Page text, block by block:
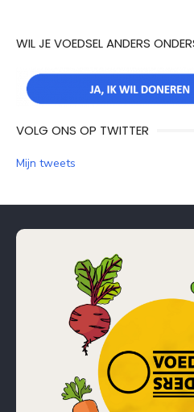
WIL JE VOEDSEL ANDERS
VOLG ONS OP TWITTER
Mijn tweets